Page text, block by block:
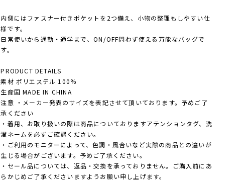
内側にはファスナー付きポケットを2つ備え、小物の整理もしやすい仕
様です。
日常使いから通勤・通学まで、ON/OFF問わず使える万能なバッグで
す。
PRODUCT DETAILS
素材 ポリエステル 100%
生産国 MADE IN CHINA
注意 ・メーカー発表のサイズを表記させて頂いております。予めご了
承ください
・着用、お取り扱いの際は商品についておりますアテンションタグ、洗
濯ネームを必ずご確認ください。
・ご利用のモニターによって、色調・風合いなど実際の商品との違いが
生じる場合がございます。予めご了承ください。
・セール品については、返品・交換を承っておりません。ご購入前にあ
らかじめご了承くださいますようお願い申し上げます。